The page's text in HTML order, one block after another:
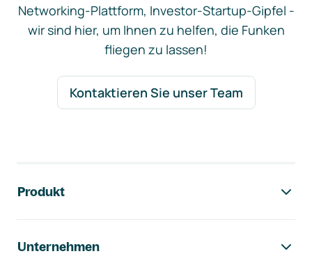
Networking-Plattform, Investor-Startup-Gipfel -
wir sind hier, um Ihnen zu helfen, die Funken
fliegen zu lassen!
Kontaktieren Sie unser Team
Produkt
Unternehmen